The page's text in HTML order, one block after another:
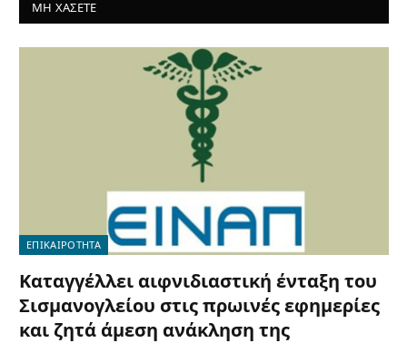
ΜΗ ΧΑΣΕΤΕ
ΕΠΙΚΑΙΡΟΤΗΤΑ
Καταγγέλλει αιφνιδιαστική ένταξη του
Σισμανογλείου στις πρωινές εφημερίες
και ζητά άμεση ανάκληση της